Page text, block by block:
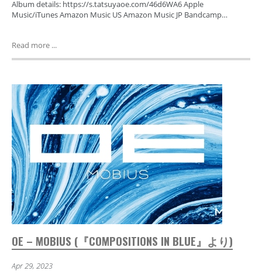
Album details: https://s.tatsuyaoe.com/46d6WA6 Apple
Music/iTunes Amazon Music US Amazon Music JP Bandcamp…
Read more ...
OE – MOBIUS (『COMPOSITIONS IN BLUE』より)
Apr 29, 2023